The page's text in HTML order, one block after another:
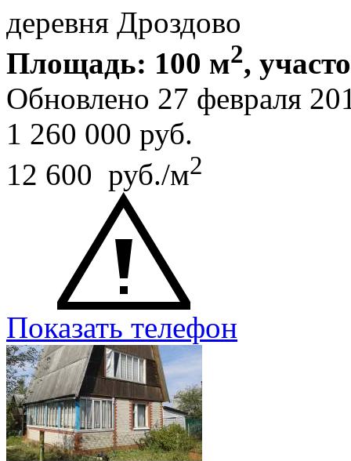
деревня Дроздово
Площадь: 100 м2,
Обновлено 27 февраля
1 260 000 руб.
12 600 руб./м2
Показать телефон